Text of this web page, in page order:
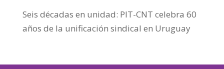
Seis décadas en unidad: PIT-CNT celebra 60
años de la unificación sindical en Uruguay